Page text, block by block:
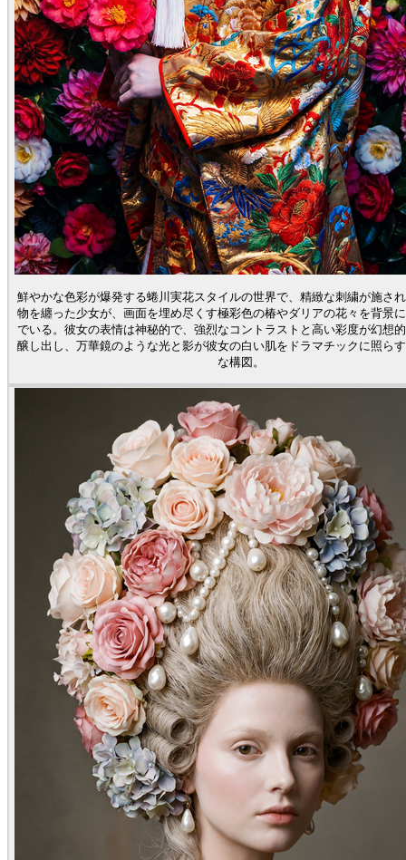
鮮やかな色彩が爆発する蜷川実花スタイルの世界で、精緻な刺繍が施さ
物を纏った少女が、画面を埋め尽くす極彩色の椿やダリアの花々を背景
でいる。彼女の表情は神秘的で、強烈なコントラストと高い彩度が幻想
醸し出し、万華鏡のような光と影が彼女の白い肌をドラマチックに照ら
な構図。